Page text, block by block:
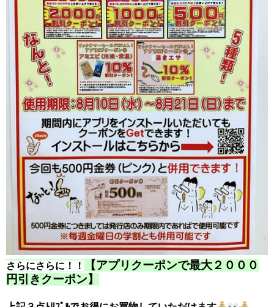
さらにさらに！！
【アプリクーポンで最大２０００
円引きクーポン】